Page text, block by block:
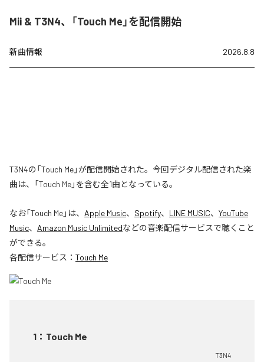
Mii & T3N4、「Touch Me」を配信開始
新曲情報 2026.8.8
T3N4の「Touch Me」が配信開始された。今回デジタル配信された楽
曲は、「Touch Me」を含む全1曲となっている。
なお「Touch Me」は、 Apple Music、 Spotify、 LINE MUSIC、 YouTube
Music、 Amazon Music Unlimitedなどの音楽配信サービスで聴くこと
ができる。
各配信サービス： Touch Me
1 ： Touch Me
T3N4